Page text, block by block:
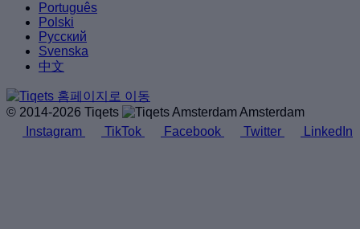
Português
Polski
Русский
Svenska
中文
© 2014-2026 Tiqets
Amsterdam
Instagram
TikTok Facebook Twitter LinkedIn